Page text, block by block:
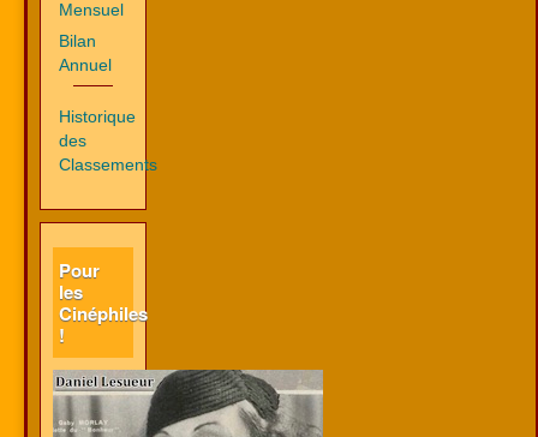
Mensuel
Bilan
Annuel
Historique
des
Classements
Pour
les
Cinéphiles
!